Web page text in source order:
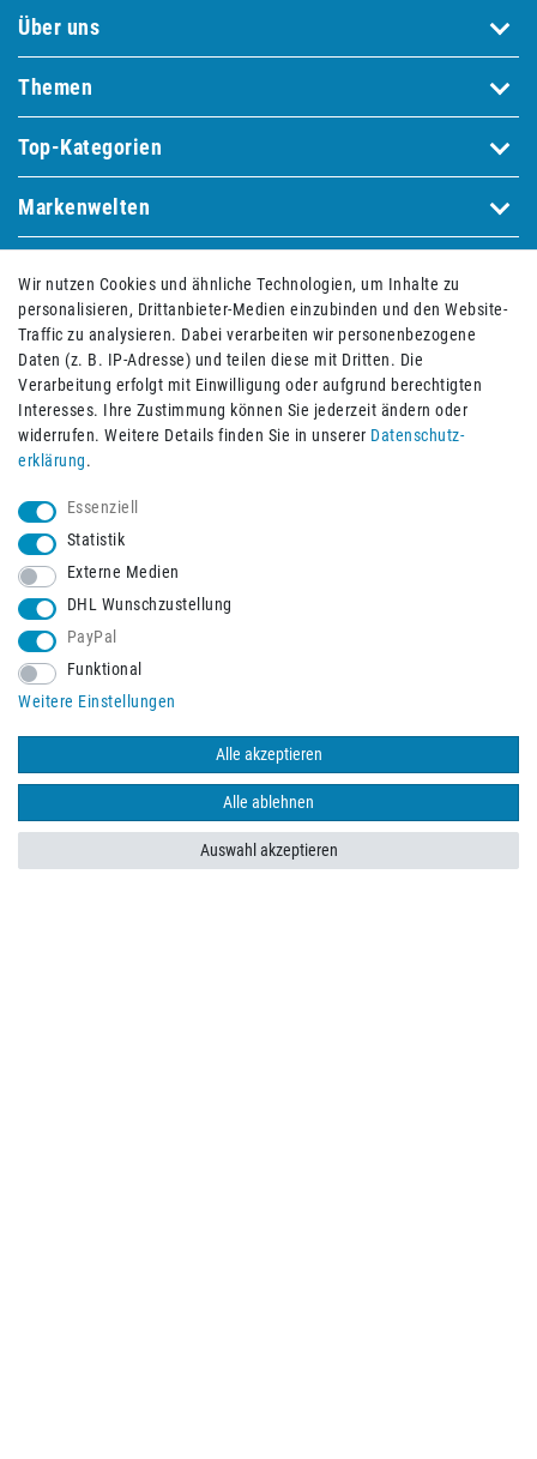
Über uns
Themen
Top-Kategorien
Markenwelten
Bequem und sicher bezahlen mit
Schneller Versand mit
Wir nutzen Cookies und ähnliche Technologien, um Inhalte zu
personalisieren, Drittanbieter-Medien einzubinden und den Website-
Traffic zu analysieren. Dabei verarbeiten wir personenbezogene
Daten (z. B. IP-Adresse) und teilen diese mit Dritten. Die
Verarbeitung erfolgt mit Einwilligung oder aufgrund berechtigten
Interesses. Ihre Zustimmung können Sie jederzeit ändern oder
widerrufen. Weitere Details finden Sie in unserer Daten­schutz­
erklärung.
Essenziell
Statistik
Externe Medien
DHL Wunschzustellung
PayPal
Funktional
Weitere Einstellungen
Alle akzeptieren
Alle ablehnen
Auswahl akzeptieren